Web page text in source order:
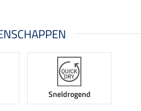
Sneldrogend